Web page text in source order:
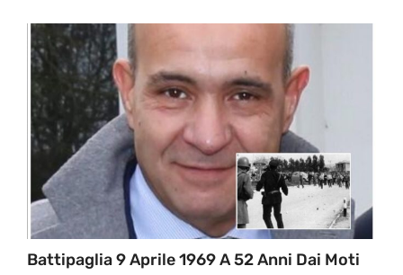
Battipaglia 9 Aprile 1969 A 52 Anni Dai Moti